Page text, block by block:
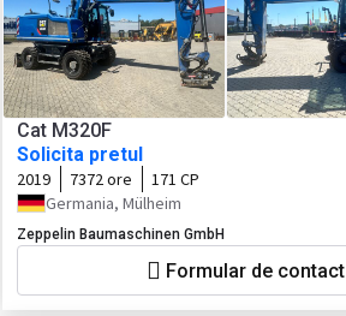
Cat M320F
Solicita pretul
2019 7372 ore
171 CP
Germania, Mülheim
Zeppelin Baumaschinen GmbH
Formular de contact